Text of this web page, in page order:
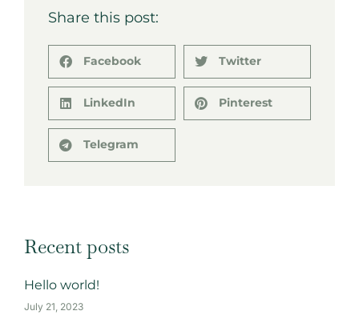
Share this post:
Facebook Twitter
LinkedIn Pinterest
Telegram
Recent posts
Hello world!
July 21, 2023